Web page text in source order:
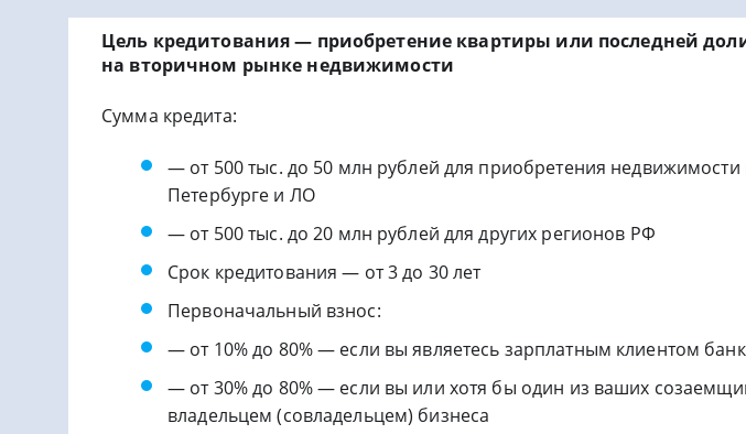
Цель кредитования — приобретение квартиры или последней
на вторичном рынке недвижимости
Сумма кредита:
— от 500 тыс. до 50 млн рублей для приобретения
Петербурге и ЛО
— от 500 тыс. до 20 млн рублей для других регионов РФ
Срок кредитования — от 3 до 30 лет
Первоначальный взнос:
— от 10% до 80% — если вы являетесь зарплатным клиентом
— от 30% до 80% — если вы или хотя бы один из ваших
владельцем (совладельцем) бизнеса